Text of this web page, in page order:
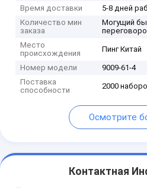
Время доставки
5-8 дней
Количество мин
заказа
Могущий
Место
происхождения
Пинг Китай
Номер модели
9009-61-4
Поставка
способности
2000
Осмотрите
Контактная